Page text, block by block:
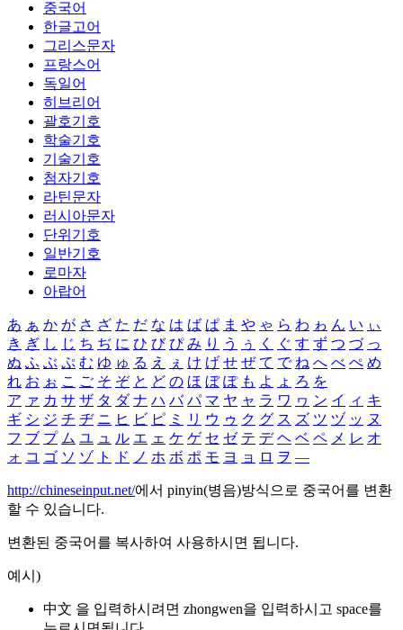
중국어
한글고어
그리스문자
프랑스어
독일어
히브리어
괄호기호
학술기호
기술기호
첨자기호
라틴문자
러시아문자
단위기호
일반기호
로마자
아랍어
あ ぁ か が さ ざ た だ な は ば ぱ ま や ゃ ら わ ゎ ん い ぃ
き ぎ し じ ち ぢ に ひ び ぴ み り う ぅ く ぐ す ず つ づ っ
ぬ ふ ぶ ぷ む ゆ ゅ る え ぇ け げ せ ぜ て で ね へ べ ぺ め
れ お ぉ こ ご そ ぞ と ど の ほ ぼ ぽ も よ ょ ろ を
ア ァ カ サ ザ タ ダ ナ ハ バ パ マ ヤ ャ ラ ワ ヮ ン イ ィ キ
ギ シ ジ チ ヂ ニ ヒ ビ ピ ミ リ ウ ゥ ク グ ス ズ ツ ヅ ッ ヌ
フ ブ プ ム ユ ュ ル エ ェ ケ ゲ セ ゼ テ デ ヘ ベ ペ メ レ オ
ォ コ ゴ ソ ゾ ト ド ノ ホ ボ ポ モ ヨ ョ ロ ヲ ―
http://chineseinput.net/에서 pinyin(병음)방식으로 중국어를 변환
할 수 있습니다.
변환된 중국어를 복사하여 사용하시면 됩니다.
예시)
中文 을 입력하시려면 zhongwen을 입력하시고 space를